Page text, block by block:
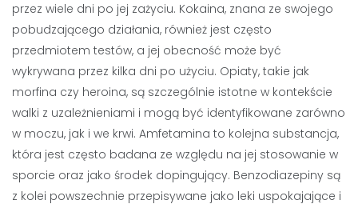
przez wiele dni po jej zażyciu. Kokaina, znana ze swojego
pobudzającego działania, również jest często
przedmiotem testów, a jej obecność może być
wykrywana przez kilka dni po użyciu. Opiaty, takie jak
morfina czy heroina, są szczególnie istotne w kontekście
walki z uzależnieniami i mogą być identyfikowane zarówno
w moczu, jak i we krwi. Amfetamina to kolejna substancja,
która jest często badana ze względu na jej stosowanie w
sporcie oraz jako środek dopingujący. Benzodiazepiny są
z kolei powszechnie przepisywane jako leki uspokajające i